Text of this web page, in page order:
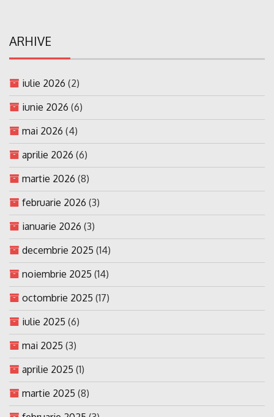
ARHIVE
iulie 2026 (2)
iunie 2026 (6)
mai 2026 (4)
aprilie 2026 (6)
martie 2026 (8)
februarie 2026 (3)
ianuarie 2026 (3)
decembrie 2025 (14)
noiembrie 2025 (14)
octombrie 2025 (17)
iulie 2025 (6)
mai 2025 (3)
aprilie 2025 (1)
martie 2025 (8)